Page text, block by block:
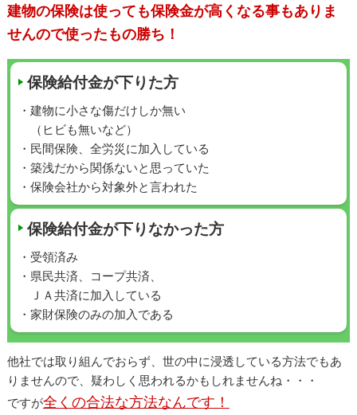
建物の保険は使っても保険金が高くなる事もありま
せんので使ったもの勝ち！
保険給付金が下りた方
・建物に小さな傷だけしか無い
（ヒビも無いなど）
・民間保険、全労災に加入している
・築浅だから関係ないと思っていた
・保険会社から対象外と言われた
保険給付金が下りなかった方
・受領済み
・県民共済、コープ共済、
ＪＡ共済に加入している
・家財保険のみの加入である
他社では取り組んでおらず、世の中に浸透している方法でもあ
りませんので、疑わしく思われるかもしれませんね・・・
ですが全くの合法な方法なんです！